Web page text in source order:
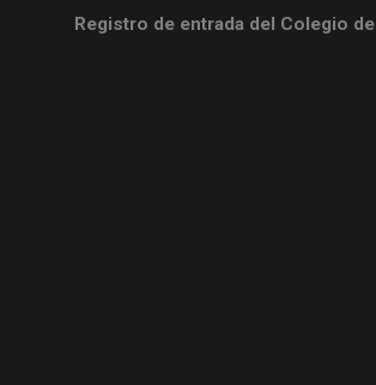
Registro de entrada del Colegio